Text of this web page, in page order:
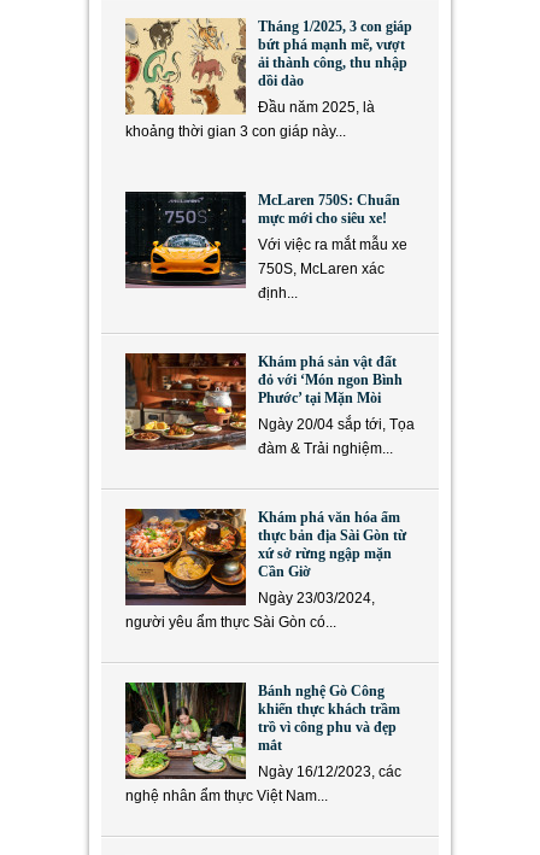
Tháng 1/2025, 3 con giáp
bứt phá mạnh mẽ, vượt
ải thành công, thu nhập
dồi dào
Đầu năm 2025, là
khoảng thời gian 3 con giáp này...
McLaren 750S: Chuẩn
mực mới cho siêu xe!
Với việc ra mắt mẫu xe
750S, McLaren xác
định...
Khám phá sản vật đất
đỏ với ‘Món ngon Bình
Phước’ tại Mặn Mòi
Ngày 20/04 sắp tới, Tọa
đàm & Trải nghiệm...
Khám phá văn hóa ẩm
thực bản địa Sài Gòn từ
xứ sở rừng ngập mặn
Cần Giờ
Ngày 23/03/2024,
người yêu ẩm thực Sài Gòn có...
Bánh nghệ Gò Công
khiến thực khách trầm
trồ vì công phu và đẹp
mắt
Ngày 16/12/2023, các
nghệ nhân ẩm thực Việt Nam...